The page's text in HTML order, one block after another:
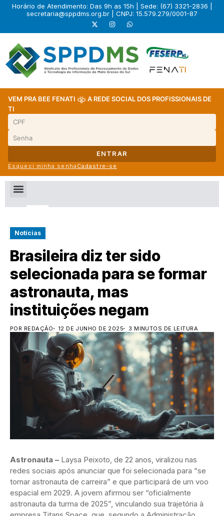
Horário de Atendimento: Das 9h as 15h | Sede: (67) 3321-2836 |
secretaria@sppdms.org.br | CNPJ: 15.579.279/0001-87
VEM PRA BEE FENATI
A REDE SOCIAL DOS PROFISSIONAIS DE
TI
ENTRAR
Esqueci minha senha Cadastre-se
Notícias
Brasileira diz ter sido
selecionada para se formar
astronauta, mas
instituições negam
POR REDAÇÃO 12 DE JUNHO DE 2025 3 MINUTOS DE LEITURA
Astronauta – Laysa Peixoto, de 22 anos, viralizou nas
redes sociais após anunciar que foi selecionada para “se
tornar astronauta de carreira” e que participará de um voo
espacial em 2029. A jovem afirmou ser “oficialmente
astronauta da turma de 2025”, vinculando sua trajetória à